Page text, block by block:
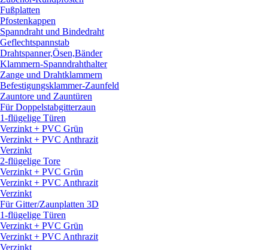
Fußplatten
Pfostenkappen
Spanndraht und Bindedraht
Geflechtspannstab
Drahtspanner,Ösen,Bänder
Klammern-Spanndrahthalter
Zange und Drahtklammern
Befestigungsklammer-Zaunfeld
Zauntore und Zauntüren
Für Doppelstabgitterzaun
1-flügelige Türen
Verzinkt + PVC Grün
Verzinkt + PVC Anthrazit
Verzinkt
2-flügelige Tore
Verzinkt + PVC Grün
Verzinkt + PVC Anthrazit
Verzinkt
Für Gitter/Zaunplatten 3D
1-flügelige Türen
Verzinkt + PVC Grün
Verzinkt + PVC Anthrazit
Verzinkt